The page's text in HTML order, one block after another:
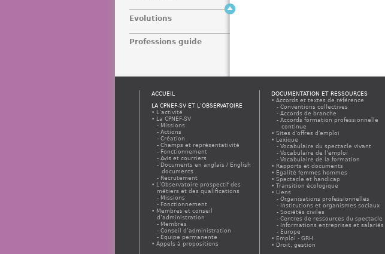
Evolutions
Professions guide
ACCUEIL
LA CPNEF-SV ET L’OBSERVATOIRE
L’activité
La CPNEF-SV
Missions
Actions
Création
Champs et représentativité
Fonctionnement
Avis et courriers
Documents en anglais / English
documents
Recrutement
L’Observatoire prospectif des
métiers et des qualifications
Missions
Fonctionnement
Membres et conseil
d’administration
Membres
Conseil d’administration
Équipe permanente
Appels à propositions
DOCUMENTATION ET RESSOURCES
Accords et textes de référence
Conventions collectives
Accords de branche
Accords formation professionnelle
continue
Sites d'offres d'emploi
Lexique
Vocabulaire du spectacle vivant
Vocabulaire de l’emploi
Vocabulaire de la formation
Rapports et documents
Egalité femmes hommes
Spectacle et handicap
Transition écologique
Liens
Organisations professionnelles
Institutions et organismes sociaux
Sociétés civiles
Centres de ressources du spectacle
Informations entreprises et salariés
Europe
Emploi - GRH
Droit, gestion